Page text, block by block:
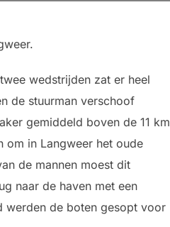
wedstrijden zat er heel
de stuurman verschoof
gemiddeld boven de 11 km
om in Langweer het oude
de mannen moest dit
naar de haven met een
werden de boten gesopt voor